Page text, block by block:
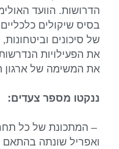
הדרושות. הוועד
בסיס שיקולים
של סיכונים
את הפעילויות
את המשימה של ארגון
ננקטו מספר צעדים:
– המתכונת של כל
ואפריל שונתה